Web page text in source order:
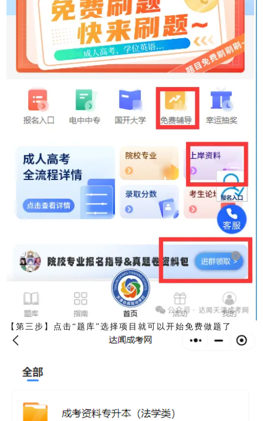
【第三步】点击“题库”选择项目就可以开始免费做题了